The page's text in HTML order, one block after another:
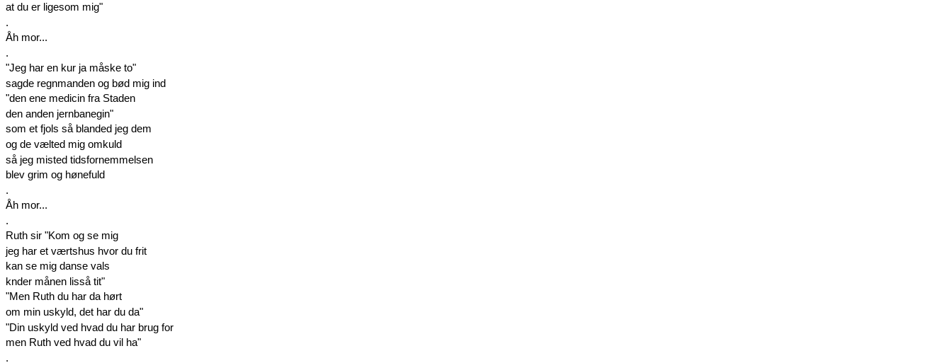
at du er ligesom mig"
.
Åh mor...
.
"Jeg har en kur ja måske to"
sagde regnmanden og bød mig ind
"den ene medicin fra Staden
den anden jernbanegin"
som et fjols så blanded jeg dem
og de vælted mig omkuld
så jeg misted tidsfornemmelsen
blev grim og hønefuld
.
Åh mor...
.
Ruth sir "Kom og se mig
jeg har et værtshus hvor du frit
kan se mig danse vals
knder månen lisså tit"
"Men Ruth du har da hørt
om min uskyld, det har du da"
"Din uskyld ved hvad du har brug for
men Ruth ved hvad du vil ha"
.